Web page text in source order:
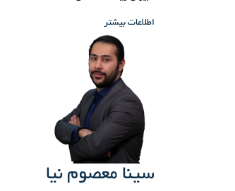
اطلاعات بیشتر
سینا معصوم نیا